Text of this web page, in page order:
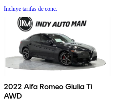
Incluye tarifas de conc.
2022 Alfa Romeo Giulia Ti
AWD